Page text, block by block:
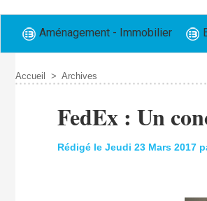
Aménagement - Immobilier
Accueil > Archives
FedEx : Un
Rédigé le Jeudi 23 Mars 2017